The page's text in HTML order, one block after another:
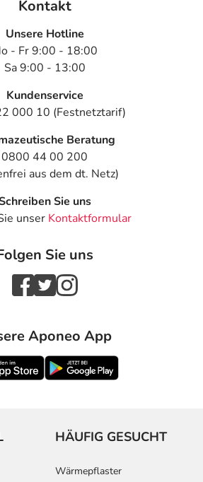
oder
der Behandlung, wenden Sie sich
dieser Stelle werden vor allem
die bei mindestens
Patienten auftreten.
Personen Einzeldosis
Erwachsene
1-2
Tabletten
Erwachsene 3 Tabletten
Kontakt
Unsere Hotline
- Fr 9:00 - 18:00
Sa 9:00 - 13:00
Kundenservice
000 10 (Festnetztarif)
Beratung
0800 44 00 200
aus dem dt. Netz)
Sie uns
unser Kontaktformular
Sie uns
Aponeo App
HÄUFIG GESUCHT
Wärmepflaster